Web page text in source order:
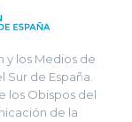
y los Medios de
Sur de España.
los Obispos del
de la